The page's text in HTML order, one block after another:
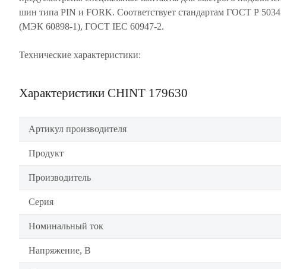
шин типа PIN и FORK. Соответствует стандартам ГОСТ Р
(МЭК 60898-1), ГОСТ IEC 60947-2.
Технические характеристики:
Характеристики CHINT 179630
Артикул производителя
Продукт
Производитель
Серия
Номинальный ток
Напряжение, В